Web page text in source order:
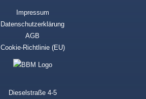
Impressum
Datenschutzerklärung
AGB
Cookie-Richtlinie (EU)
Dieselstraße 4-5